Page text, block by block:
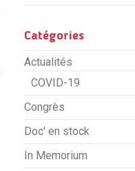
Catégories
Actualités
COVID-19
Congrès
Doc' en stock
In Memorium